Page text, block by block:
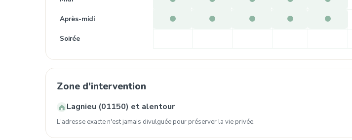
Après-midi
Soirée
Zone d'intervention
Lagnieu (01150) et alentour
L'adresse exacte n'est jamais divulguée pour préserver la vie privée.